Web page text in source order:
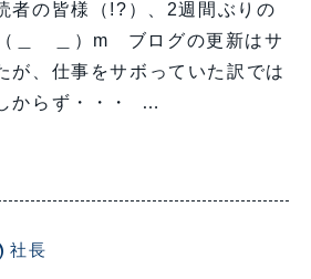
者の皆様（!?）、2週間ぶりの
＿ ＿）m ブログの更新はサ
が、仕事をサボっていた訳では
からず・・・ …
社長